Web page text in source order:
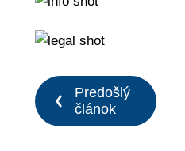
Predošlý
článok